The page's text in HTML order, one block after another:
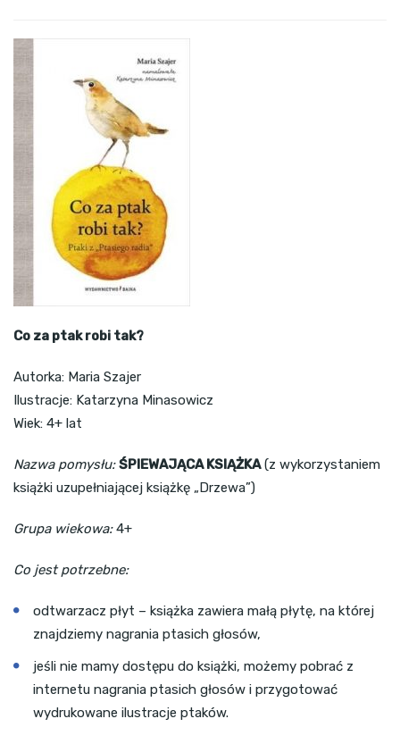
Co za ptak robi tak?
Autorka: Maria Szajer
Ilustracje: Katarzyna Minasowicz
Wiek: 4+ lat
Nazwa pomysłu: ŚPIEWAJĄCA KSIĄŻKA(z wykorzystaniem
książki uzupełniającej książkę „Drzewa”)
Grupa wiekowa:4+
Co jest potrzebne:
odtwarzacz płyt – książka zawiera małą płytę, na której
znajdziemy nagrania ptasich głosów,
jeśli nie mamy dostępu do książki, możemy pobrać z
internetu nagrania ptasich głosów i przygotować
wydrukowane ilustracje ptaków.